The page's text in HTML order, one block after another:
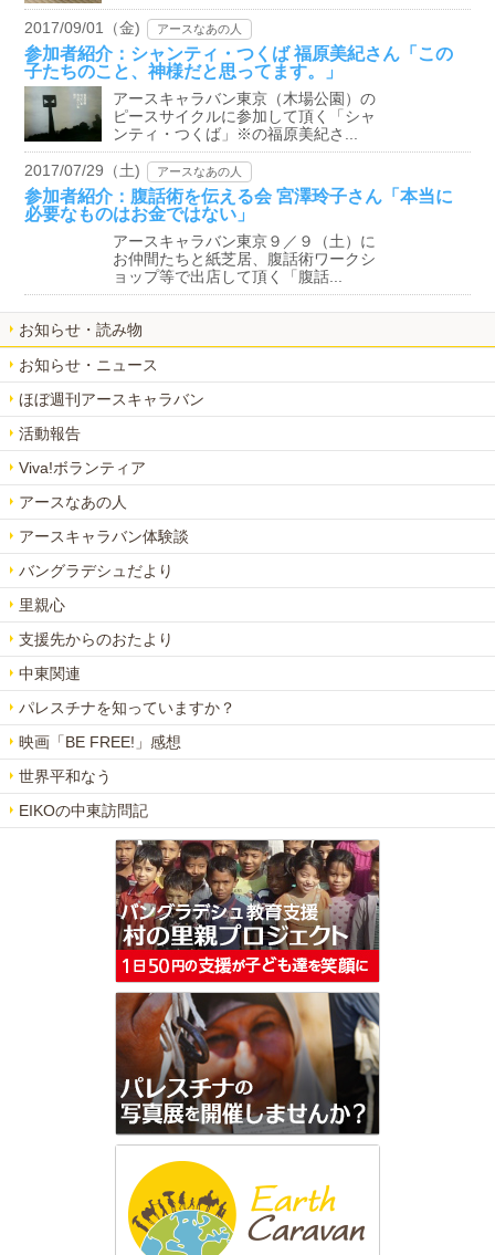
2017/09/01（金) アースなあの人
参加者紹介：シャンティ・つくば 福原美紀さん「この
子たちのこと、神様だと思ってます。」
アースキャラバン東京（木場公園）の
ピースサイクルに参加して頂く「シャ
ンティ・つくば」※の福原美紀さ...
2017/07/29（土) アースなあの人
参加者紹介：腹話術を伝える会 宮澤玲子さん「本当に
必要なものはお金ではない」
アースキャラバン東京９／９（土）に
お仲間たちと紙芝居、腹話術ワークシ
ョップ等で出店して頂く「腹話...
お知らせ・読み物
お知らせ・ニュース
ほぼ週刊アースキャラバン
活動報告
Viva!ボランティア
アースなあの人
アースキャラバン体験談
バングラデシュだより
里親心
支援先からのおたより
中東関連
パレスチナを知っていますか？
映画「BE FREE!」感想
世界平和なう
EIKOの中東訪問記